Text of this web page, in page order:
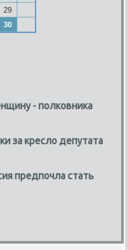
29
30
- полковника
за кресло депутата
предпочла стать